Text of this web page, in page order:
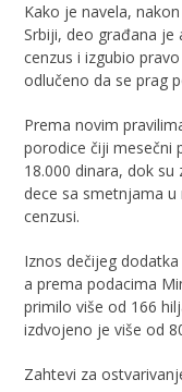
Kako je navela,
Srbiji, deo građana
cenzus i izgubio
odlučeno da se prag
Prema novim
porodice čiji mesečni
18.000 dinara, dok
dece sa smetnjama
cenzusi.
Iznos dečijeg
a prema podacima
primilo više od 166
izdvojeno je više od
Zahtevi za